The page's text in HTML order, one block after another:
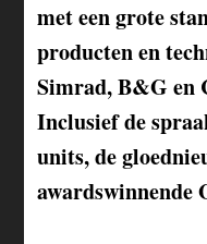
met een grote
producten en
Simrad, B&G en
Inclusief de
units, de
awardswinnende